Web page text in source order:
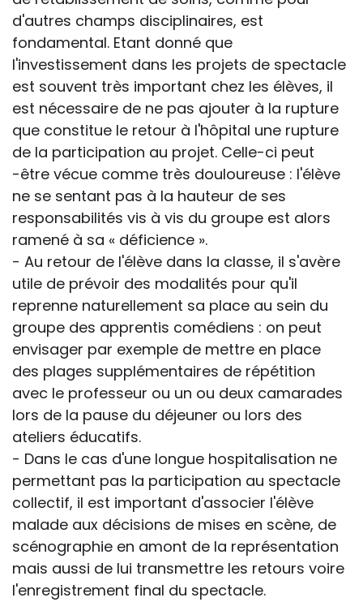
d'autres champs disciplinaires, est
fondamental. Etant donné que
l'investissement dans les projets de spectacle
est souvent très important chez les élèves, il
est nécessaire de ne pas ajouter à la rupture
que constitue le retour à l'hôpital une rupture
de la participation au projet. Celle-ci peut
-être vécue comme très douloureuse : l'élève
ne se sentant pas à la hauteur de ses
responsabilités vis à vis du groupe est alors
ramené à sa « déficience ».
- Au retour de l'élève dans la classe, il s'avère
utile de prévoir des modalités pour qu'il
reprenne naturellement sa place au sein du
groupe des apprentis comédiens : on peut
envisager par exemple de mettre en place
des plages supplémentaires de répétition
avec le professeur ou un ou deux camarades
lors de la pause du déjeuner ou lors des
ateliers éducatifs.
- Dans le cas d'une longue hospitalisation ne
permettant pas la participation au spectacle
collectif, il est important d'associer l'élève
malade aux décisions de mises en scène, de
scénographie en amont de la représentation
mais aussi de lui transmettre les retours voire
l'enregistrement final du spectacle.